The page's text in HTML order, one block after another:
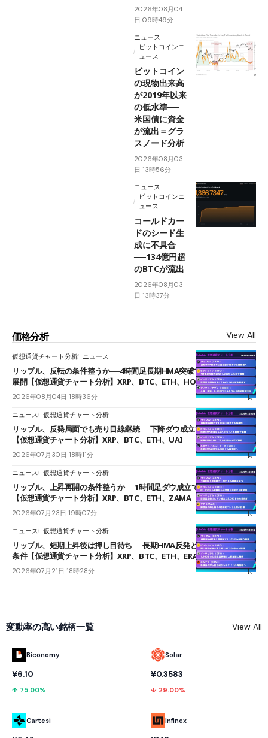
2026年08月04
日 09時49分
ニュース
ビットコインニ
ュース
ビットコイン
の現物出来高
が2019年以来
の低水準──
米国債に資金
が流出＝グラ
スノード分析
2026年08月03
日 13時56分
ニュース
ビットコインニ
ュース
コールドカー
ドのシード生
成に不具合
──134億円超
のBTCが流出
2026年08月03
日 13時37分
価格分析 View All
仮想通貨チャート分析 ニュース
リップル、反転の条件整うか──4時間足長期HMA突破で雲下端を目指す
展開【仮想通貨チャート分析】XRP、BTC、ETH、HOME
2026年08月04日 18時36分
ニュース 仮想通貨チャート分析
リップル、反発局面でも売り目線継続──下降ダウ成立で下値追う展開
【仮想通貨チャート分析】XRP、BTC、ETH、UAI
2026年07月30日 18時11分
ニュース 仮想通貨チャート分析
リップル、上昇再開の条件整うか──1時間足ダウ成立で1.185ドルを狙う
【仮想通貨チャート分析】XRP、BTC、ETH、ZAMA
2026年07月23日 19時07分
ニュース 仮想通貨チャート分析
リップル、短期上昇後は押し目待ち──長期HMA反発と雲上抜けが買い
条件【仮想通貨チャート分析】XRP、BTC、ETH、ERA
2026年07月21日 18時28分
変動率の高い銘柄一覧 View All
Biconomy
¥6.10
↑ 75.00%
Cartesi
Solar
¥0.3583
↓ 29.00%
Infinex